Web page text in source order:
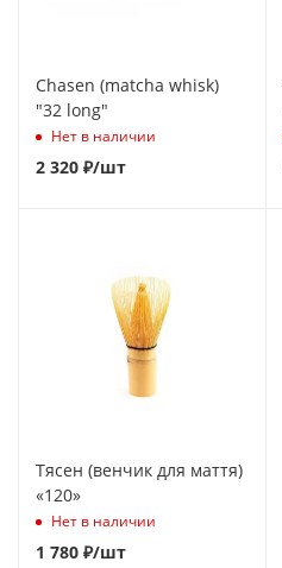
Chasen (matcha whisk)
"32 long"
Нет в наличии
2 320 ₽/шт
Тясен (венчик для маття)
«120»
Нет в наличии
1 780 ₽/шт